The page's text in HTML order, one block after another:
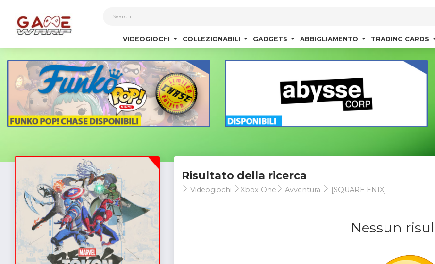
VIDEOGIOCHI COLLEZIONABILI GADGETS ABBIGLIAMENTO TRADING CARDS
Risultato della ricerca
Videogiochi Xbox One Avventura [SQUARE ENIX]
Nessun